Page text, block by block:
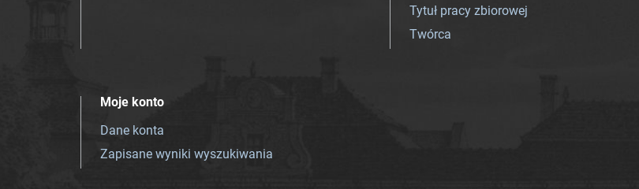
Tytuł pracy zbiorowej
Twórca
Moje konto
Dane konta
Zapisane wyniki wyszukiwania